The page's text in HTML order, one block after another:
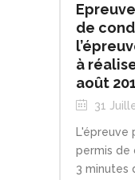
de
à
août
31
L'épreuve
permis de
3 minutes